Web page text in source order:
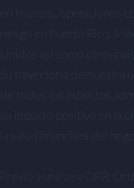
en finanzas, operaciones
riesgo en Puerto Rico,
Unidos así como otros
Su trayectoria demuestra
de todos los aspectos
su impacto positivo en la
la salud financiera del
Previo a unirse a GFR,